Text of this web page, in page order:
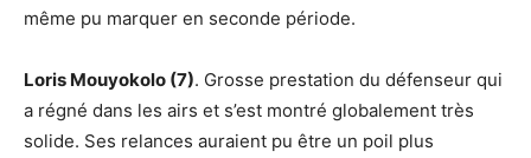
même pu marquer en seconde période.
Loris Mouyokolo (7). Grosse prestation du défenseur qui
a régné dans les airs et s’est montré globalement très
solide. Ses relances auraient pu être un poil plus